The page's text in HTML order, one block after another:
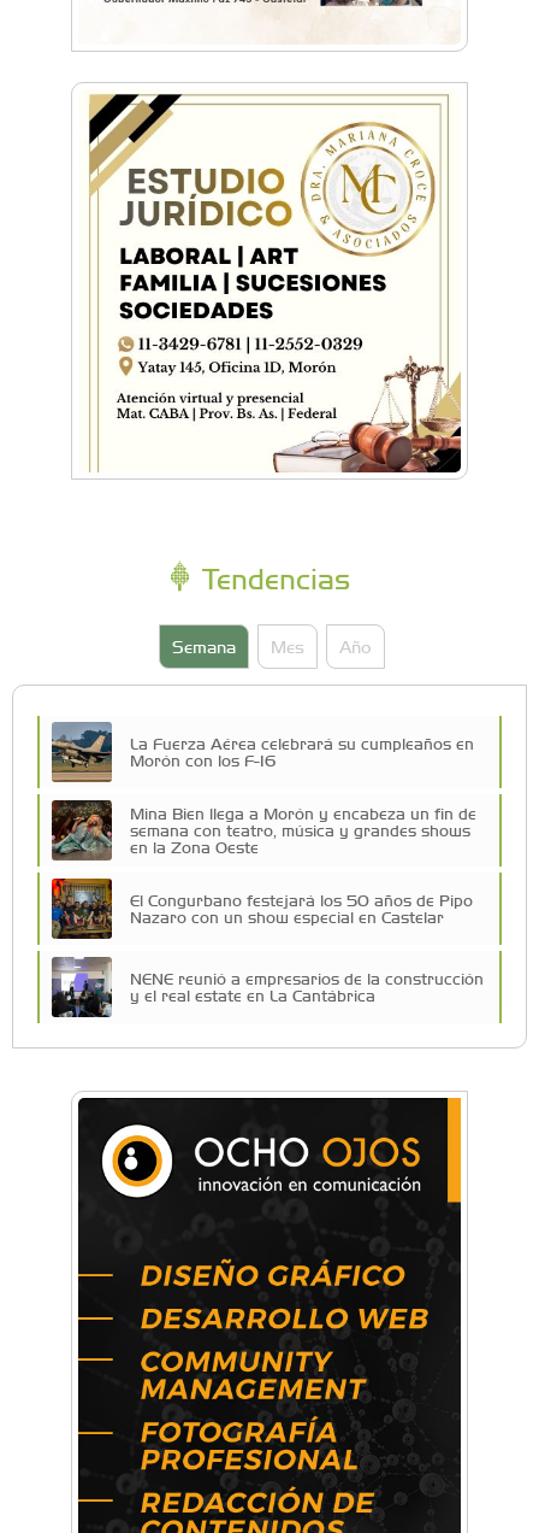
¡Sí, prometo! Miles de estudiantes de Morón
Empresas, emprendedores y cultura se
reunieron en Expo Morón Se Muestra
Empezá a estudiar en agosto: la Universidad
de Morón abrió las inscripciones para el
segundo cuatrimestre
Tendencias
Semana Mes Año
La Fuerza Aérea celebrará su cumpleaños en
Morón con los F-16
Mina Bien llega a Morón y encabeza un fin de
semana con teatro, música y grandes shows
en la Zona Oeste
El Congurbano festejará los 50 años de Pipo
Nazaro con un show especial en Castelar
NENE reunió a empresarios de la construcción
y el real estate en La Cantábrica
Una compañía teatral de Castelar competirá
por el Premio FEBA Cultura
Mariana Croce: "Hoy las empresas necesitan
un asesoramiento integral para crecer con
Música, teatro, yoga, danza y mucho más:
Conocé todos los talleres para aprender y
disfrutar en la Zona Oeste